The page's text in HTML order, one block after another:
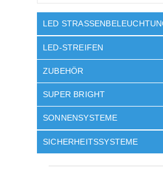
LED STRASSENBELEUCHTUNG
LED-STREIFEN
ZUBEHÖR
SUPER BRIGHT
SONNENSYSTEME
SICHERHEITSSYSTEME